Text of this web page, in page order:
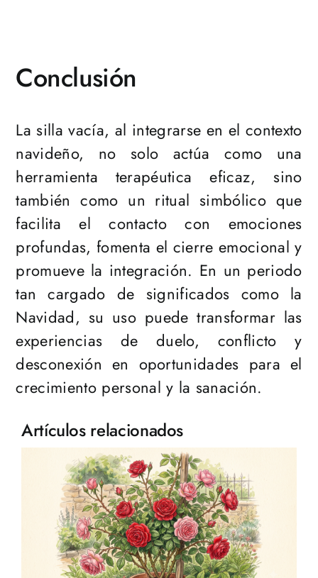
Conclusión
La silla vacía, al integrarse en el contexto
navideño, no solo actúa como una
herramienta terapéutica eficaz, sino
también como un ritual simbólico que
facilita el contacto con emociones
profundas, fomenta el cierre emocional y
promueve la integración. En un periodo
tan cargado de significados como la
Navidad, su uso puede transformar las
experiencias de duelo, conflicto y
desconexión en oportunidades para el
crecimiento personal y la sanación.
Artículos relacionados